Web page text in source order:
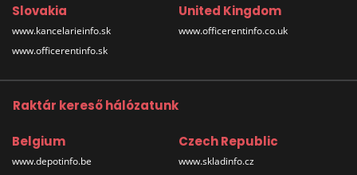
Slovakia
www.kancelarieinfo.sk
www.officerentinfo.sk
United Kingdom
www.officerentinfo.co.uk
Raktár kereső hálózatunk
Belgium
www.depotinfo.be
Czech Republic
www.skladinfo.cz